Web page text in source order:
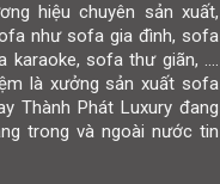
hiệu chuyên sản xuất,
như sofa gia đình, sofa
karaoke, sofa thư giãn, ….
là xưởng sản xuất sofa
Thành Phát Luxury đang
trong và ngoài nước tin